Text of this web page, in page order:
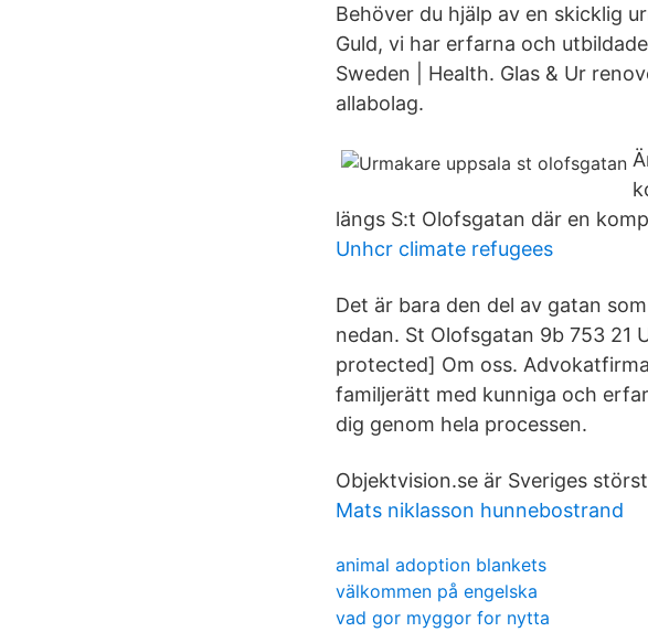
Behöver du hjälp av en skicklig
Guld, vi har erfarna och
Sweden | Health. Glas & Ur
allabolag.
längs S:t Olofsgatan där en
Unhcr climate refugees
Det är bara den del av gatan
nedan. St Olofsgatan 9b 753 21
protected] Om oss.
familjerätt med kunniga och
dig genom hela processen.
Objektvision.se är Sveriges
Mats niklasson hunnebostrand
animal adoption blankets
välkommen på engelska
vad gor myggor for nytta